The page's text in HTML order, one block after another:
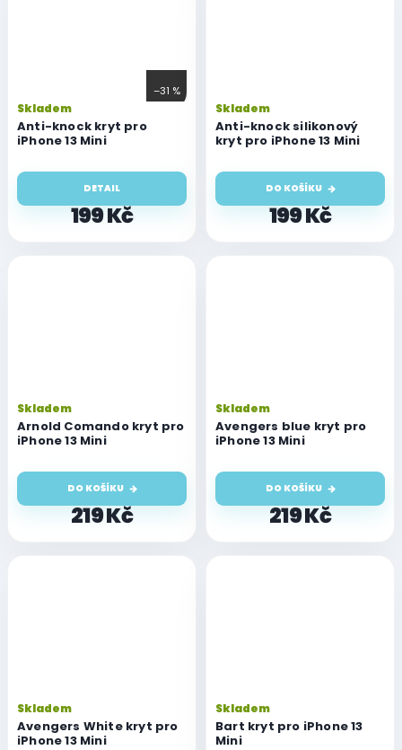
–31 %
Anti-knock kryt pro
iPhone 13 Mini
Skladem
199 Kč
DETAIL
Anti-knock silikonový
kryt pro iPhone 13 Mini
Skladem
199 Kč
DO KOŠÍKU
Arnold Comando kryt pro
iPhone 13 Mini
Skladem
219 Kč
DO KOŠÍKU
Avengers blue kryt pro
iPhone 13 Mini
Skladem
219 Kč
DO KOŠÍKU
Avengers White kryt pro
iPhone 13 Mini
Skladem
Bart kryt pro iPhone 13
Mini
Skladem